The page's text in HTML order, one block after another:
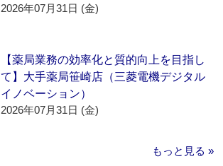
2026年07月31日 (金)
【薬局業務の効率化と質的向上を目指し
て】大手薬局笹崎店（三菱電機デジタル
イノベーション）
2026年07月31日 (金)
もっと見る »